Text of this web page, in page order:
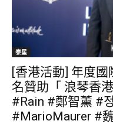
泰星
[香港活動] 年度國
名贊助「 浪琴香
#Rain #鄭智薰 #
#MarioMaurer #